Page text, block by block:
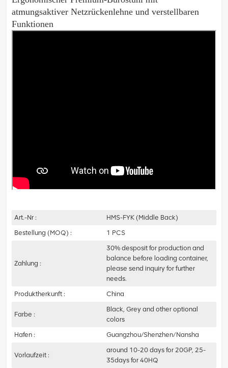
atmungsaktiver Netzrückenlehne und verstellbaren
Funktionen
Art.-Nr :
HMS-FYK (Middle Back)
Bestellung (MOQ) :
1 PCS
Zahlung :
30% desposit for production and
balance before loading container,
please send inquiry for further
needs.
Produktherkunft :
China
Farbe :
Black, Grey and other optional
colors
Hafen :
Guangzhou/Shenzhen/Nansha
Vorlaufzeit :
around 10-20 days for 20GP, 25-
35days for 40HQ